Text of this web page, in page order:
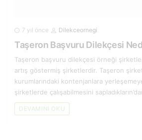
7 yıl önce Dilekceornegi
Taşeron Başvuru Dilekçesi
Taşeron başvuru dilekçesi örneği
artış göstermiş şirketlerdir. Taşeron
kurumlarındaki kontenjanlara
şirketlerde çalışabilmesini
DEVAMINI OKU